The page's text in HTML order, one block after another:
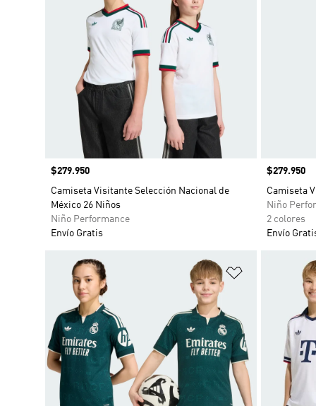
Precio
$279.950
Camiseta Visitante Selección Nacional de
México 26 Niños
Niño Performance
Envío Gratis
Precio
$279.950
Camiseta
Niño
2 colores
Envío
Añadir a la